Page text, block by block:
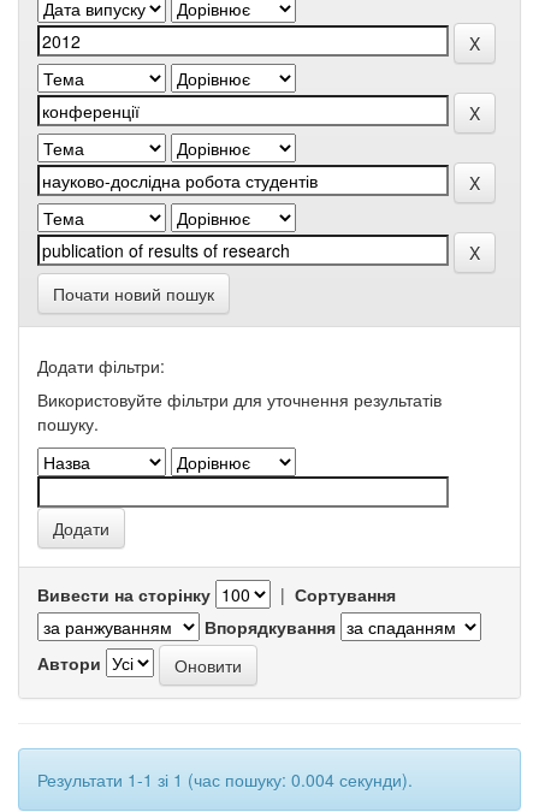
Почати новий пошук
Додати фільтри:
Використовуйте фільтри для уточнення результатів
пошуку.
Вивести на сторінку | Сортування
Впорядкування
Автори
Результати 1-1 зі 1 (час пошуку: 0.004 секунди).